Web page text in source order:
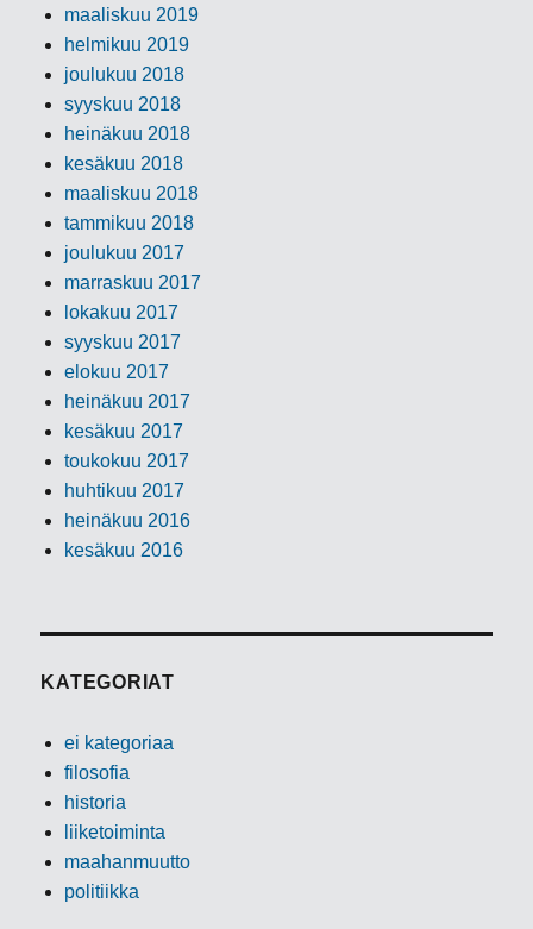
maaliskuu 2019
helmikuu 2019
joulukuu 2018
syyskuu 2018
heinäkuu 2018
kesäkuu 2018
maaliskuu 2018
tammikuu 2018
joulukuu 2017
marraskuu 2017
lokakuu 2017
syyskuu 2017
elokuu 2017
heinäkuu 2017
kesäkuu 2017
toukokuu 2017
huhtikuu 2017
heinäkuu 2016
kesäkuu 2016
KATEGORIAT
ei kategoriaa
filosofia
historia
liiketoiminta
maahanmuutto
politiikka